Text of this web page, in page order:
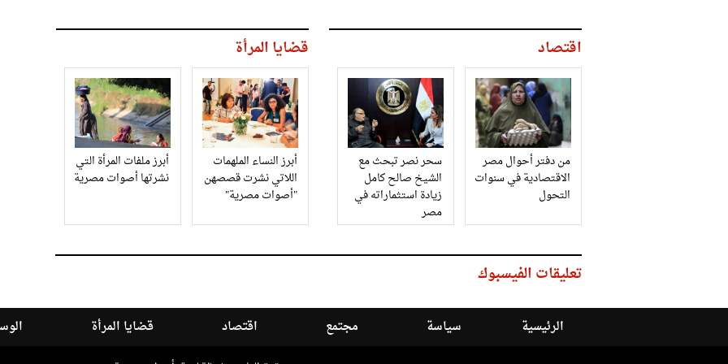
اقتصاد
من دفتر أحوال مصر
الاقتصادية في سنوات
التحول
سحر نصر تبحث مع
الشيخ صالح كامل
زيادة استثماراته في
مصر
قضايا المرأة
أبرز النساء الملهمات
اللاتي نشرت قصصهن
"أصوات مصرية"
أبرز ملفات المرأة التي
نشرتها أصوات مصرية
تعليقات الفيسبوك
الرئيسية سياسة مجتمع اقتصاد قضايا المرأة